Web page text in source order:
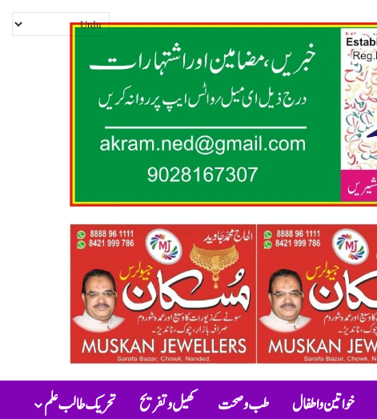
خواتین و اطفال طب و صحت کھیل و تفریح تحریک طالب علم